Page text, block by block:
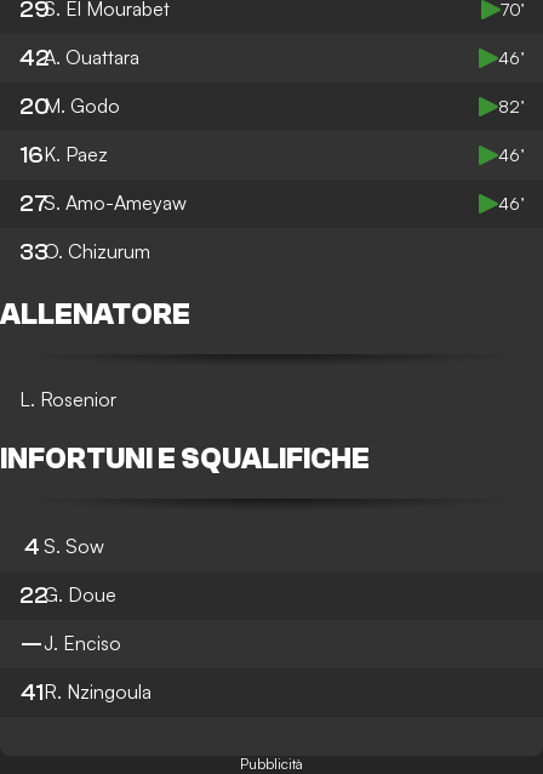
29S. El Mourabet 70’
42A. Ouattara 46’
20M. Godo 82’
16K. Paez 46’
27S. Amo-Ameyaw 46’
33O. Chizurum
ALLENATORE
L. Rosenior
INFORTUNI E SQUALIFICHE
4 S. Sow
22G. Doue
—J. Enciso
41R. Nzingoula
Pubblicità